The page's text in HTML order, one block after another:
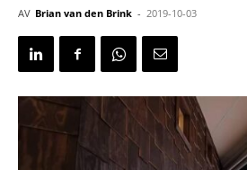
AV Brian van den Brink - 2019-10-03